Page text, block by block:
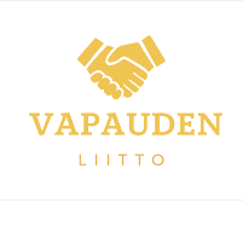
sisältöön